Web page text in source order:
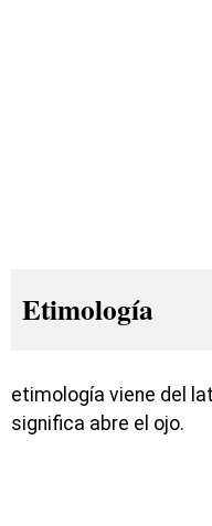
Etimología
etimología viene del
significa abre el ojo.